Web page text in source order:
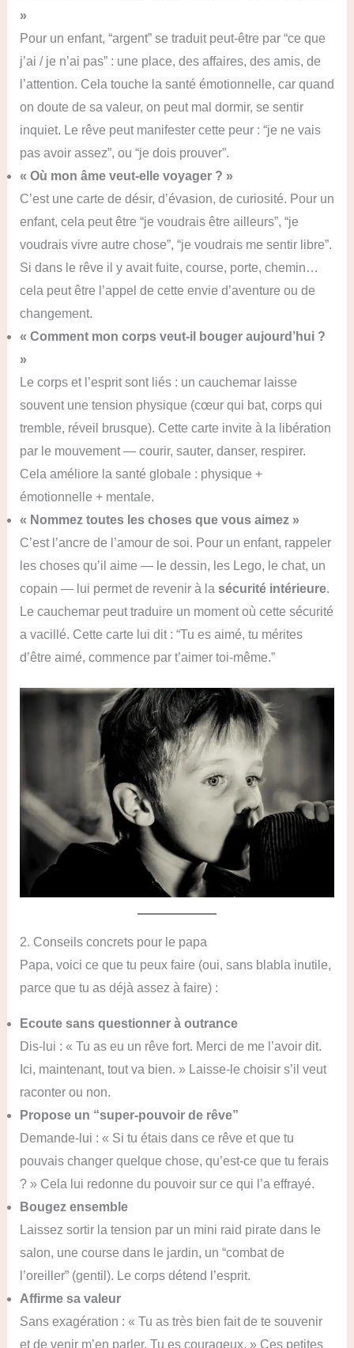
»
Pour un enfant, “argent” se traduit peut-être par “ce que
j’ai / je n’ai pas” : une place, des affaires, des amis, de
l’attention. Cela touche la santé émotionnelle, car quand
on doute de sa valeur, on peut mal dormir, se sentir
inquiet. Le rêve peut manifester cette peur : “je ne vais
pas avoir assez”, ou “je dois prouver”.
« Où mon âme veut-elle voyager ? »
C’est une carte de désir, d’évasion, de curiosité. Pour un
enfant, cela peut être “je voudrais être ailleurs”, “je
voudrais vivre autre chose”, “je voudrais me sentir libre”.
Si dans le rêve il y avait fuite, course, porte, chemin…
cela peut être l’appel de cette envie d’aventure ou de
changement.
« Comment mon corps veut-il bouger aujourd’hui ?
»
Le corps et l’esprit sont liés : un cauchemar laisse
souvent une tension physique (cœur qui bat, corps qui
tremble, réveil brusque). Cette carte invite à la libération
par le mouvement — courir, sauter, danser, respirer.
Cela améliore la santé globale : physique +
émotionnelle + mentale.
« Nommez toutes les choses que vous aimez »
C’est l’ancre de l’amour de soi. Pour un enfant, rappeler
les choses qu’il aime — le dessin, les Lego, le chat, un
copain — lui permet de revenir à la sécurité intérieure.
Le cauchemar peut traduire un moment où cette sécurité
a vacillé. Cette carte lui dit : “Tu es aimé, tu mérites
d’être aimé, commence par t’aimer toi-même.”
2. Conseils concrets pour le papa
Papa, voici ce que tu peux faire (oui, sans blabla inutile,
parce que tu as déjà assez à faire) :
Ecoute sans questionner à outrance
Dis-lui : « Tu as eu un rêve fort. Merci de me l’avoir dit.
Ici, maintenant, tout va bien. » Laisse-le choisir s’il veut
raconter ou non.
Propose un “super-pouvoir de rêve”
Demande-lui : « Si tu étais dans ce rêve et que tu
pouvais changer quelque chose, qu’est-ce que tu ferais
? » Cela lui redonne du pouvoir sur ce qui l’a effrayé.
Bougez ensemble
Laissez sortir la tension par un mini raid pirate dans le
salon, une course dans le jardin, un “combat de
l’oreiller” (gentil). Le corps détend l’esprit.
Affirme sa valeur
Sans exagération : « Tu as très bien fait de te souvenir
et de venir m’en parler. Tu es courageux. » Ces petites